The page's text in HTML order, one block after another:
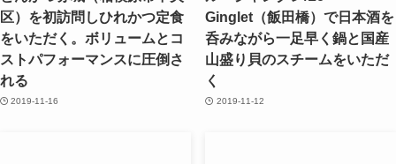
区）を初訪問しひれかつ定食
をいただく。ボリュームとコ
ストパフォーマンスに圧倒さ
れる
2019-11-16
Ginglet（飯田橋）で日本酒を
呑みながら一足早く鍋と国産
山盛り貝のスチームをいただ
く
2019-11-12